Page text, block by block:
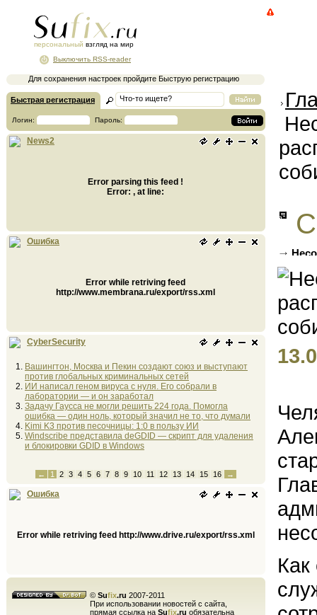
персональный взгляд на мир
Для сохранения настроек пройдите Быструю регистрацию
Выключить RSS-reader
Быстрая регистрация
Логин: Пароль:
News2
Error parsing this feed !
Error: , at line:
Ошибка
Error while retriving feed
http://www.membrana.ru/export/rss.xml
CyberSecurity
Вашингтон, Москва и Пекин создают союз и выступают
против глобальных криминальных сетей
ИИ написал геном вируса с нуля. Его собрали в
лаборатории — и он заработал
Задачу Гаусса не могли решить 224 года. Помогла
ошибка — один ноль, который значил не то, что думали
Kimi K3 против песочницы: 1:0 в пользу ИИ
Windscribe представила deGDID — скрипт для удаления
и блокировки GDID в Windows
← 1 2 3 4 5 6 7 8 9 10 11 12 13 14 15 16 →
Ошибка
Error while retriving feed http://www.drive.ru/export/rss.xml
© Sufix.ru 2007-2011
При использовании новостей с сайта,
прямая ссылка на Sufix.ru обязательна